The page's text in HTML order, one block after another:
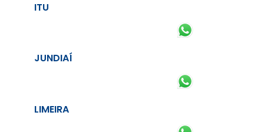
ITU
JUNDIAÍ
LIMEIRA